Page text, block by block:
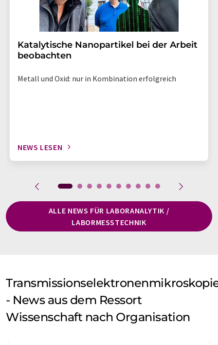
Katalytische Nanopartikel bei der Arbeit
beobachten
Metall und Oxid: nur in Kombination erfolgreich
NEWS LESEN
ALLE NEWS FÜR LABORANALYTIK /
LABORMESSTECHNIK
- News aus dem Ressort
Wissenschaft nach Organisation